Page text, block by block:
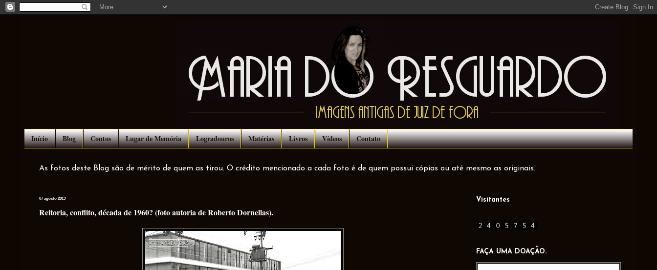
Início Blog Contos Lugar de Memória Logradouros Matérias Livros Vídeos Contato
As fotos deste Blog são de mérito de quem as tirou. O crédito mencionado a cada foto é de quem possui cópias ou até mesmo as originais.
07 agosto 2013
Reitoria, conflito, década de 1960? (foto autoria de Roberto Dornellas).
Visitantes
FAÇA UMA DOAÇÃO.